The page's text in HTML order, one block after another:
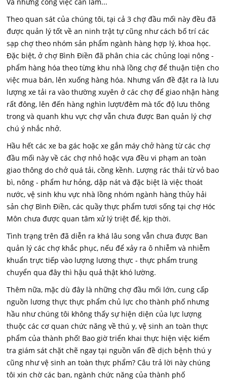
Theo quan sát của chúng tôi, tại cả 3 chợ đầu mối này đều đã
được quản lý tốt về an ninh trật tự cũng như cách bố trí các
sạp chợ theo nhóm sản phẩm ngành hàng hợp lý, khoa học.
Đặc biệt, ở chợ Bình Điền đã phân chia các chủng loại nông -
phẩm hàng hóa theo từng khu nhà lồng chợ để thuận tiện cho
việc mua bán, lên xuống hàng hóa. Nhưng vấn đề đặt ra là lưu
lượng xe tải ra vào thường xuyên ở các chợ để giao nhận hàng
rất đông, lên đến hàng nghìn lượt/đêm mà tốc độ lưu thông
trong và quanh khu vực chợ vẫn chưa được Ban quản lý chợ
chú ý nhắc nhở.
Hầu hết các xe ba gác hoặc xe gắn máy chở hàng từ các chợ
đầu mối này về các chợ nhỏ hoặc vựa đều vi phạm an toàn
giao thông do chở quá tải, cồng kềnh. Lượng rác thải từ vỏ bao
bì, nông - phẩm hư hỏng, dập nát và đặc biệt là việc thoát
nước, vệ sinh khu vực nhà lồng nhóm ngành hàng thủy hải
sản chợ Bình Điền, các quầy thực phẩm tươi sống tại chợ Hóc
Môn chưa được quan tâm xử lý triệt để, kịp thời.
Tình trạng trên đã diễn ra khá lâu song vẫn chưa được Ban
quản lý các chợ khắc phục, nếu để xảy ra ô nhiễm và nhiễm
khuẩn trực tiếp vào lượng lương thực - thực phẩm trung
chuyển qua đây thì hậu quả thật khó lường.
Thêm nữa, mặc dù đây là những chợ đầu mối lớn, cung cấp
nguồn lương thực thực phẩm chủ lực cho thành phố nhưng
hầu như chúng tôi không thấy sự hiện diện của lực lượng
thuộc các cơ quan chức năng về thú y, vệ sinh an toàn thực
phẩm của thành phố! Bao giờ triển khai thực hiện việc kiểm
tra giám sát chặt chẽ ngay tại nguồn vấn đề dịch bệnh thú y
cũng như vệ sinh an toàn thực phẩm? Câu trả lời này chúng
tôi xin chờ các ban, ngành chức năng của thành phố